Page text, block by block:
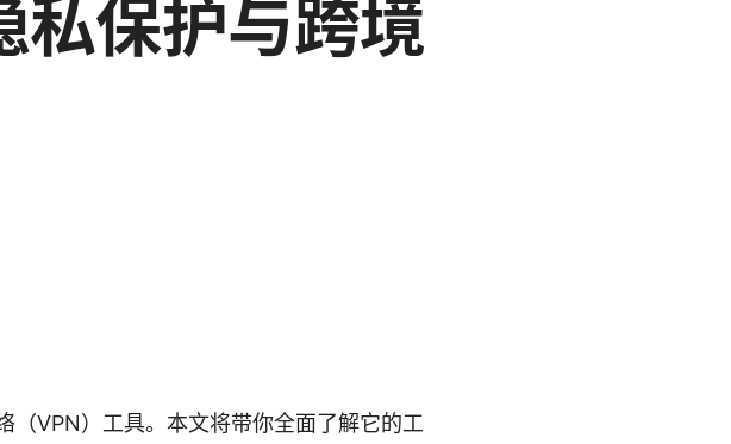
私保护与跨境
（VPN）工具。本文将带你全面了解它的工